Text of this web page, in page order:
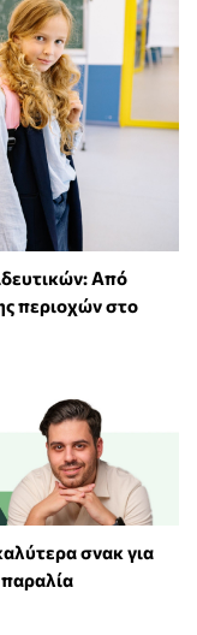
Από
περιοχών στο
σνακ για